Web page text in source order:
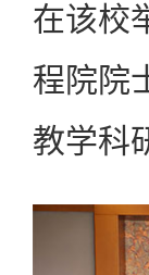
在该校
程院院
教学科